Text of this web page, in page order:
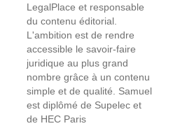
LegalPlace et responsable
du contenu éditorial.
L'ambition est de rendre
accessible le savoir-faire
juridique au plus grand
nombre grâce à un contenu
simple et de qualité. Samuel
est diplômé de Supelec et
de HEC Paris